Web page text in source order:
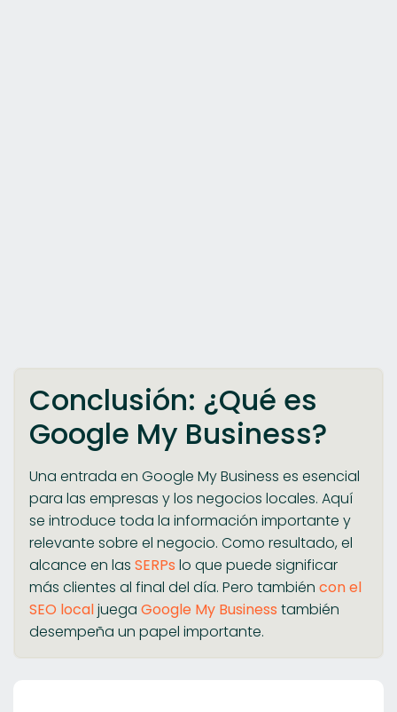
Conclusión: ¿Qué es
Google My Business?
Una entrada en Google My Business es esencial
para las empresas y los negocios locales. Aquí
se introduce toda la información importante y
relevante sobre el negocio. Como resultado, el
alcance en las SERPs lo que puede significar
más clientes al final del día. Pero también con el
SEO localjuega Google My Business también
desempeña un papel importante.